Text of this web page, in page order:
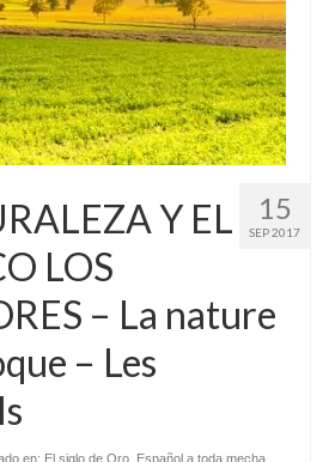
15
SEP 2017
Y EL
LOS
– La nature
– Les
en: El siglo de Oro Español a toda mecha